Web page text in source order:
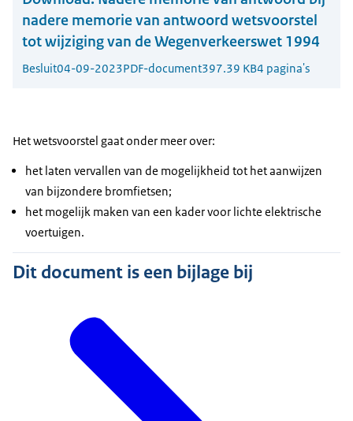
nadere memorie van antwoord wetsvoorstel
tot wijziging van de Wegenverkeerswet 1994
Besluit04-09-2023PDF-document397.39 KB4 pagina's
Het wetsvoorstel gaat onder meer over:
het laten vervallen van de mogelijkheid tot het aanwijzen
van bijzondere bromfietsen;
het mogelijk maken van een kader voor lichte elektrische
voertuigen.
Dit document is een bijlage bij